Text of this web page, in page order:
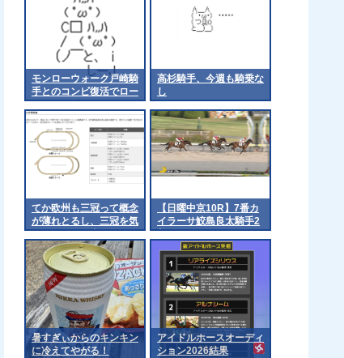
モンローウォーク戸崎騎
手とのコンビ復活でロー
ズSへ 他
高杉騎手、今週も騎乗な
し
てか欧州も三冠って概念
が薄れとるし、三冠を気
にするのは日本くらいに
なるんやろか 他
【日曜中京10R】7番カ
イラーサ鮫島良太騎手2
着
暑すぎぃからのキンキン
に冷えてやがる！
アイドルホースオーディ
ション2026結果